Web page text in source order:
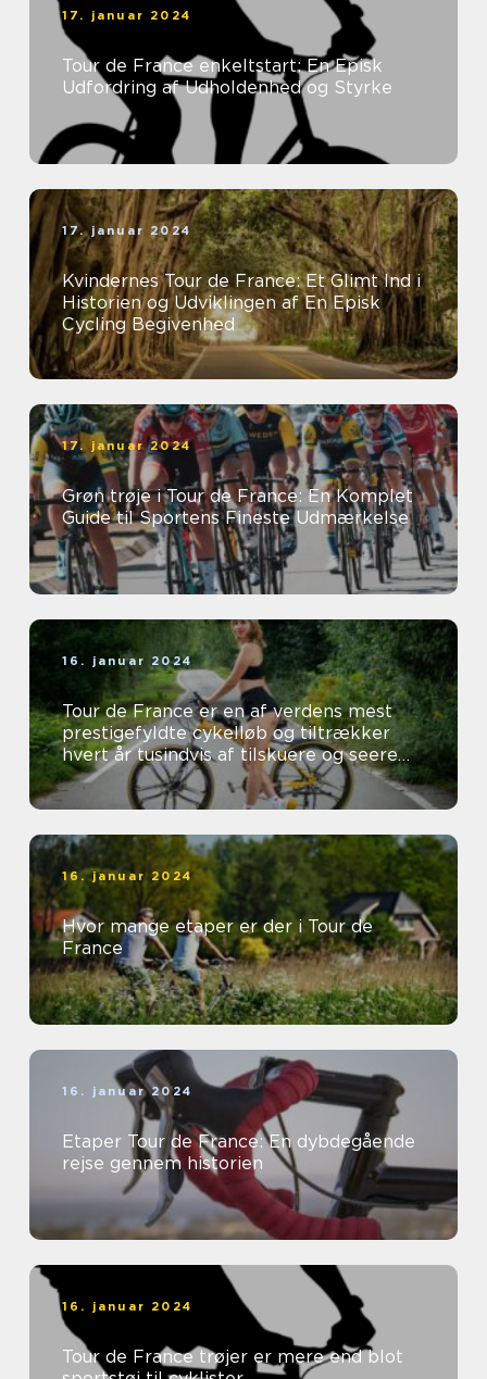
17. januar 2024
Tour de France enkeltstart: En Episk
Udfordring af Udholdenhed og Styrke
17. januar 2024
Kvindernes Tour de France: Et Glimt Ind i
Historien og Udviklingen af En Episk
Cycling Begivenhed
17. januar 2024
Grøn trøje i Tour de France: En Komplet
Guide til Sportens Fineste Udmærkelse
16. januar 2024
Tour de France er en af verdens mest
prestigefyldte cykelløb og tiltrækker
hvert år tusindvis af tilskuere og seere
fra hele verden
16. januar 2024
Hvor mange etaper er der i Tour de
France
16. januar 2024
Etaper Tour de France: En dybdegående
rejse gennem historien
16. januar 2024
Tour de France trøjer er mere end blot